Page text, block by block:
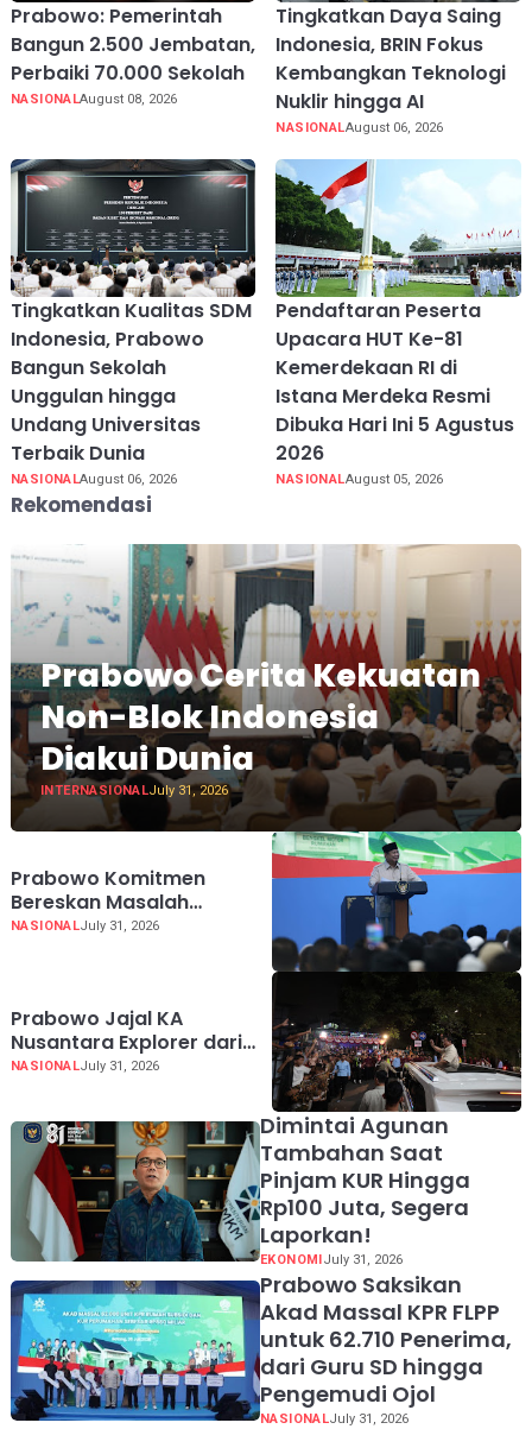
Prabowo: Pemerintah
Bangun 2.500 Jembatan,
Perbaiki 70.000 Sekolah
NASIONALAugust 08, 2026
Tingkatkan Daya Saing
Indonesia, BRIN Fokus
Kembangkan Teknologi
Nuklir hingga AI
NASIONALAugust 06, 2026
Tingkatkan Kualitas SDM
Indonesia, Prabowo
Bangun Sekolah
Unggulan hingga
Undang Universitas
Terbaik Dunia
NASIONALAugust 06, 2026
Pendaftaran Peserta
Upacara HUT Ke-81
Kemerdekaan RI di
Istana Merdeka Resmi
Dibuka Hari Ini 5 Agustus
2026
NASIONALAugust 05, 2026
Rekomendasi
Prabowo Cerita Kekuatan
Non-Blok Indonesia
Diakui Dunia
INTERNASIONALJuly 31, 2026
Prabowo Komitmen
Bereskan Masalah
Sampah demi Harga Diri
NASIONALJuly 31, 2026
Prabowo Jajal KA
Nusantara Explorer dari
Batang ke Jakarta, Sapa
NASIONALJuly 31, 2026
Dimintai Agunan
Tambahan Saat
Pinjam KUR Hingga
Rp100 Juta, Segera
Laporkan!
EKONOMI July 31, 2026
Prabowo Saksikan
Akad Massal KPR FLPP
untuk 62.710 Penerima,
dari Guru SD hingga
Pengemudi Ojol
NASIONALJuly 31, 2026